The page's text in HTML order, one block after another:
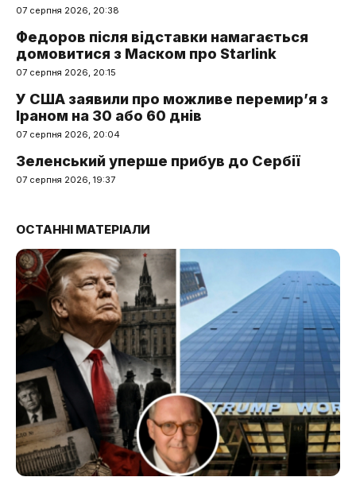
07 серпня 2026, 20:38
Федоров після відставки намагається
домовитися з Маском про Starlink
07 серпня 2026, 20:15
У США заявили про можливе перемир’я з
Іраном на 30 або 60 днів
07 серпня 2026, 20:04
Зеленський уперше прибув до Сербії
07 серпня 2026, 19:37
ОСТАННІ МАТЕРІАЛИ